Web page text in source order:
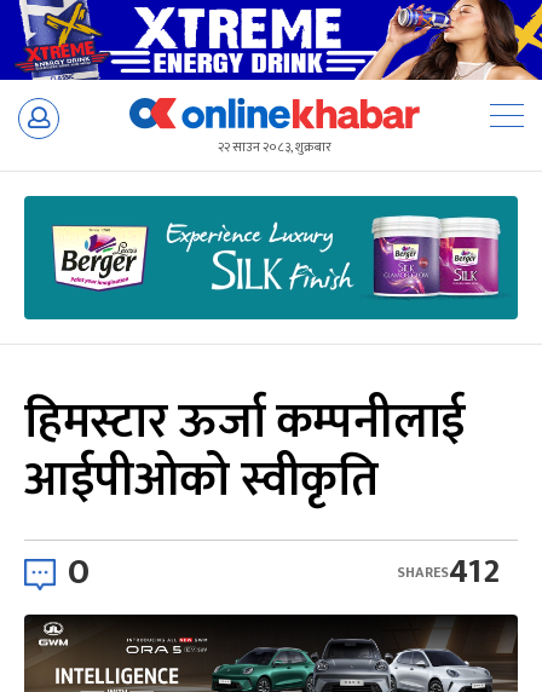
Skip
२२ साउन २०८३, शुक्रबार
हिमस्टार ऊर्जा कम्पनीलाई
आईपीओको स्वीकृति
0 412
SHARES